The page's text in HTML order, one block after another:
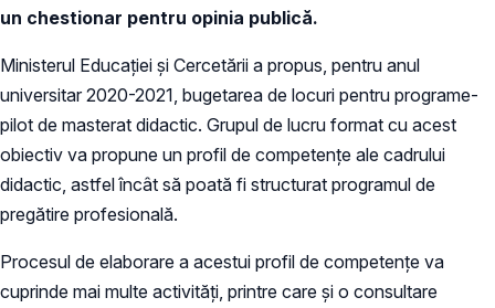
un chestionar pentru opinia publică.
Ministerul Educației și Cercetării a propus, pentru anul
universitar 2020-2021, bugetarea de locuri pentru programe-
pilot de masterat didactic. Grupul de lucru format cu acest
obiectiv va propune un profil de competențe ale cadrului
didactic, astfel încât să poată fi structurat programul de
pregătire profesională.
Procesul de elaborare a acestui profil de competențe va
cuprinde mai multe activități, printre care și o consultare